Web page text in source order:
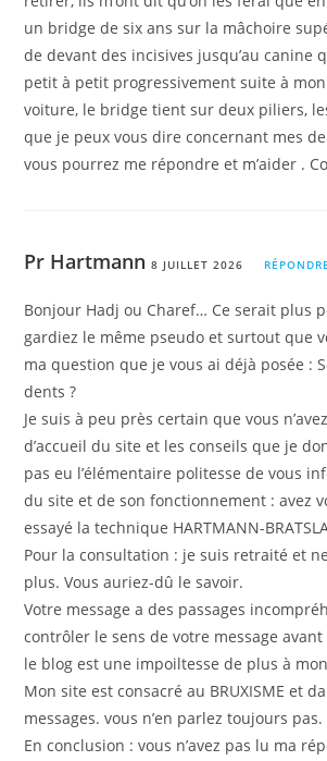
un bridge de six ans sur la mâchoire
de devant des incisives jusqu’au canine
petit à petit progressivement suite à
voiture, le bridge tient sur deux piliers,
que je peux vous dire concernant mes
vous pourrez me répondre et m’aider .
Pr Hartmann 8 JUILLET 2026 RÉPONDRE
Bonjour Hadj ou Charef… Ce serait plus
gardiez le même pseudo et surtout que
ma question que je vous ai déjà posée :
dents ?
Je suis à peu près certain que vous
d’accueil du site et les conseils que je
pas eu l’élémentaire politesse de vous
du site et de son fonctionnement : avez
essayé la technique HARTMANN-
Pour la consultation : je suis retraité et
plus. Vous auriez-dû le savoir.
Votre message a des passages
contrôler le sens de votre message
le blog est une impoiltesse de plus à
Mon site est consacré au BRUXISME et
messages. vous n’en parlez toujours pas.
En conclusion : vous n’avez pas lu ma